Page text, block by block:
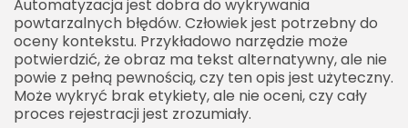
Automatyzacja jest dobra do wykrywania
powtarzalnych błędów. Człowiek jest potrzebny do
oceny kontekstu. Przykładowo narzędzie może
potwierdzić, że obraz ma tekst alternatywny, ale nie
powie z pełną pewnością, czy ten opis jest użyteczny.
Może wykryć brak etykiety, ale nie oceni, czy cały
proces rejestracji jest zrozumiały.